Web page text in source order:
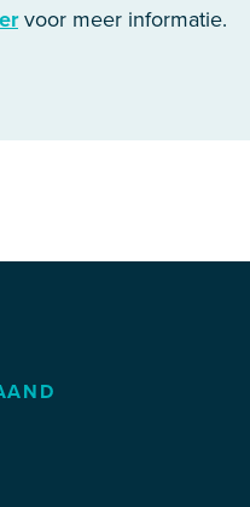
voor meer informatie.